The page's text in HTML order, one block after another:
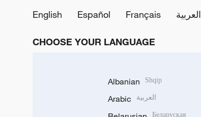
English
Español Français العربية
CHOOSE YOUR LANGUAGE
Albanian Shqip
Arabic العربية
Беларуская